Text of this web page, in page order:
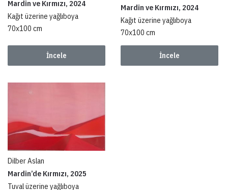
Mardin ve Kırmızı, 2024
Kağıt üzerine yağlıboya
70x100 cm
İncele
Mardin ve Kırmızı, 2024
Kağıt üzerine yağlıboya
70x100 cm
İncele
Dilber Aslan
Mardin’de Kırmızı, 2025
Tuval üzerine yağlıboya